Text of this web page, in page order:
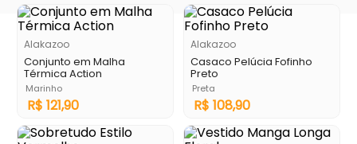
Alakazoo
Conjunto em Malha
Térmica Action
Marinho
R$ 121,90
Alakazoo
Casaco Pelúcia Fofinho
Preto
Preta
R$ 108,90